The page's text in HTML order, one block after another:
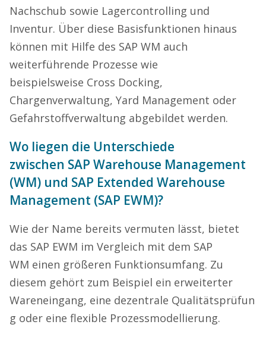
Nachschub sowie Lagercontrolling und
Inventur. Über diese Basisfunktionen hinaus
können mit Hilfe des SAP WM auch
weiterführende Prozesse wie
beispielsweise Cross Docking,
Chargenverwaltung, Yard Management oder
Gefahrstoffverwaltung abgebildet werden.
Wo liegen die Unterschiede
zwischen SAP Warehouse Management
(WM) und SAP Extended Warehouse
Management (SAP EWM)?
Wie der Name bereits vermuten lässt, bietet
das SAP EWM im Vergleich mit dem SAP
WM einen größeren Funktionsumfang. Zu
diesem gehört zum Beispiel ein erweiterter
Wareneingang, eine dezentrale Qualitätsprüfun
g oder eine flexible Prozessmodellierung.